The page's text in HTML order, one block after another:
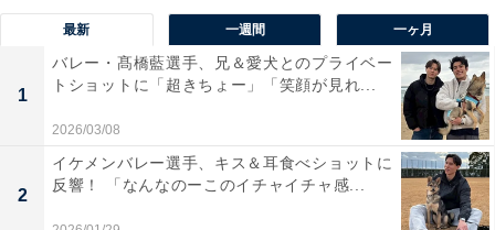
最新 一週間 一ヶ月
1
バレー・髙橋藍選手、兄＆愛犬とのプライベー
トショットに「超きちょー」「笑顔が見れ...
2026/03/08
2
イケメンバレー選手、キス＆耳食べショットに
反響！ 「なんなのーこのイチャイチャ感...